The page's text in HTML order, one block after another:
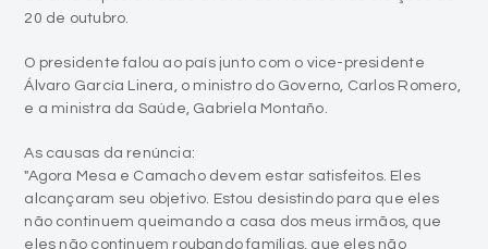
20 de outubro.
O presidente falou ao país junto com o vice-presidente
Álvaro García Linera, o ministro do Governo, Carlos Romero,
e a ministra da Saúde, Gabriela Montaño.
As causas da renúncia:
"Agora Mesa e Camacho devem estar satisfeitos. Eles
alcançaram seu objetivo. Estou desistindo para que eles
não continuem queimando a casa dos meus irmãos, que
eles não continuem roubando famílias, que eles não